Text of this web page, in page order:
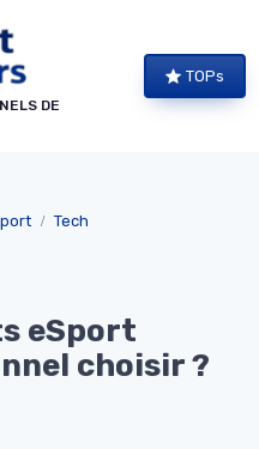
DE
TOPs
Tech
eSport
choisir ?